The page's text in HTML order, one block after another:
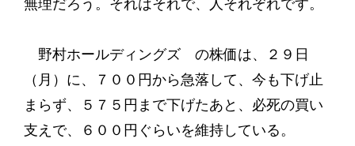
無理だろう。それはそれで、人それぞれです。
野村ホールディングズ の株価は、２９日
（月）に、７００円から急落して、今も下げ止
まらず、５７５円まで下げたあと、必死の買い
支えで、６００円ぐらいを維持している。